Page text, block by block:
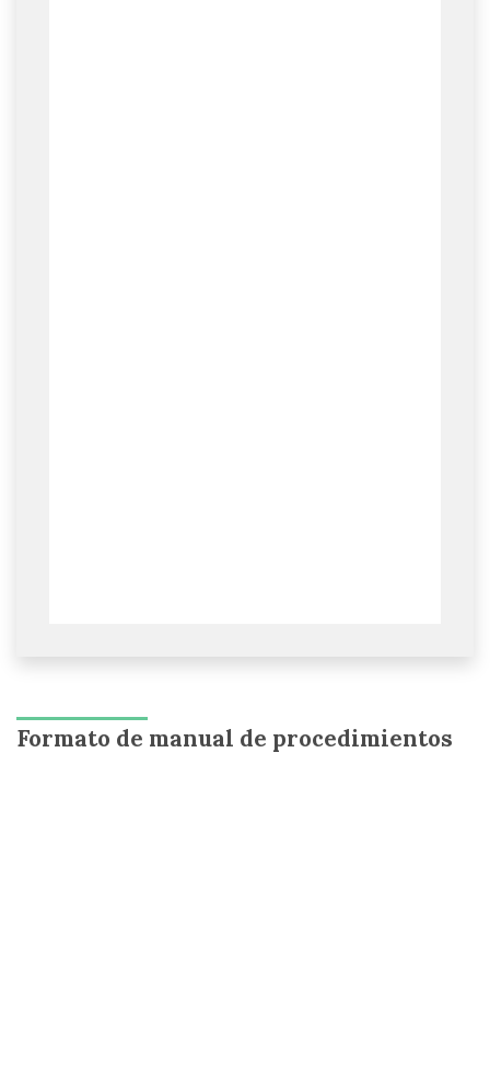
Formato de manual de procedimientos